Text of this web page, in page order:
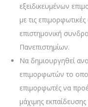
εξειδικευμένων
με τις
επιστημονική
Πανεπιστημίων.
Να δημιουργηθεί
επιμορφωτών το
επιμορφωτές να
μάχιμης